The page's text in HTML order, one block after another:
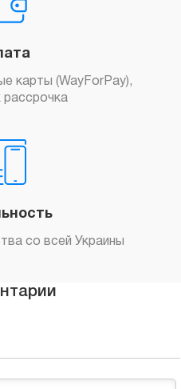
карты (WayForPay),
рассрочка
со всей Украины